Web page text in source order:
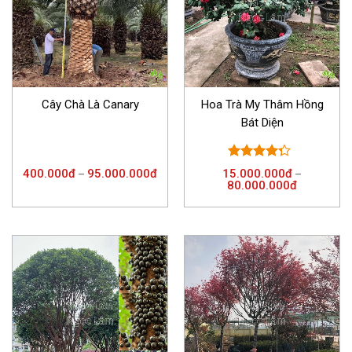
Cây Chà Là Canary
400.000đ – 95.000.000đ
Hoa Trà My Thâm Hồng
Bát Diện
Được xếp
hạng4.00
15.000.000đ –
80.000.000đ